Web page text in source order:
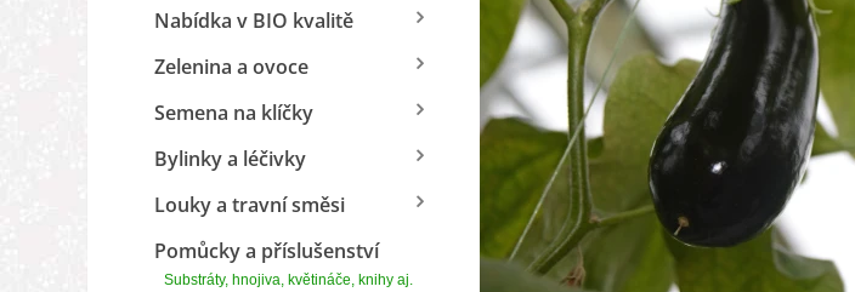
Nabídka v BIO kvalitě
Zelenina a ovoce
Semena na klíčky
Bylinky a léčivky
Louky a travní směsi
Pomůcky a příslušenství
Substráty, hnojiva, květináče, knihy aj.